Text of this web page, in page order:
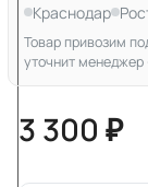
Краснодар
Товар привозим
уточнит менеджер
3 300 ₽